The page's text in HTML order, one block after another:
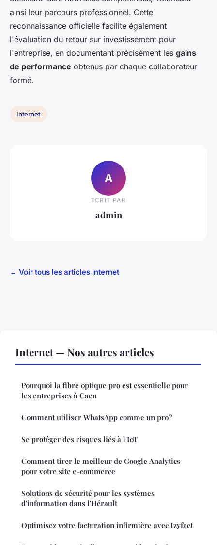
ainsi leur parcours professionnel. Cette
reconnaissance officielle facilite également
l'évaluation du retour sur investissement pour
l'entreprise, en documentant précisément les gains
de performance obtenus par chaque collaborateur
formé.
Internet
A
ECRIT PAR
admin
← Voir tous les articles Internet
Internet — Nos autres articles
Pourquoi la fibre optique pro est essentielle pour
les entreprises à Caen
Comment utiliser WhatsApp comme un pro?
Se protéger des risques liés à l'IoT
Comment tirer le meilleur de Google Analytics
pour votre site e-commerce
Solutions de sécurité pour les systèmes
d'information dans l'Hérault
Optimisez votre facturation infirmière avec Izyfact